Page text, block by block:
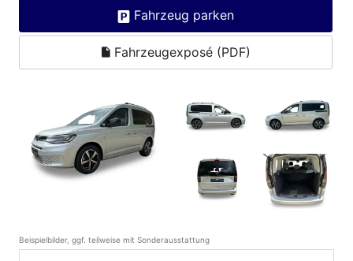
Fahrzeug parken
Fahrzeugexposé (PDF)
Beispielbilder, ggf. teilweise mit Sonderausstattung